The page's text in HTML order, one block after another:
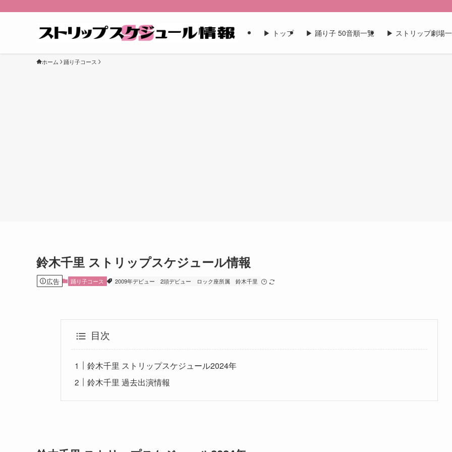
▶︎ トップ ▶︎ 踊り子 50音順一覧 ▶︎ ストリップ劇場
ホーム 踊り子コース
鈴木千里 ストリップスケジュール情報
広告 踊り子コース 2009年デビュー 2頭デビュー ロック座所属 鈴木千里
目次
鈴木千里 ストリップスケジュール2024年
鈴木千里 過去出演情報